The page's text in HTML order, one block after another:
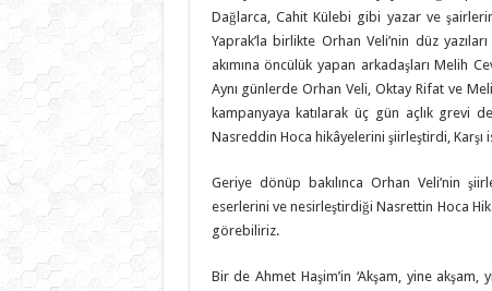
Dağlarca, Cahit Külebi gibi yazar ve
Yaprak’la birlikte Orhan Veli’nin düz
akımına öncülük yapan arkadaşları Melih
Aynı günlerde Orhan Veli, Oktay Rifat ve
kampanyaya katılarak üç gün açlık grevi de
Nasreddin Hoca hikâyelerini şiirleştirdi, Karşı
Geriye dönüp bakılınca Orhan Veli’nin
eserlerini ve nesirleştirdiği Nasrettin Hoca
görebiliriz.
Bir de Ahmet Haşim’in ‘Akşam, yine